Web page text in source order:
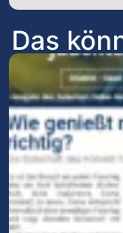
Alternative:
Das